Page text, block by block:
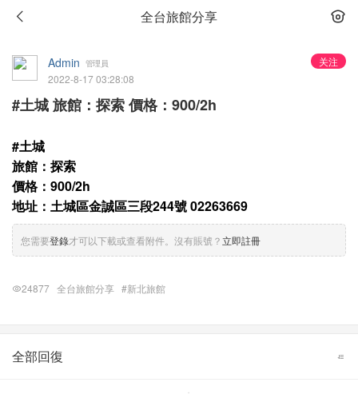
全台旅館分享
关注
Admin 管理員
2022-8-17 03:28:08
#土城 旅館：探索 價格：900/2h
#土城
旅館：探索
價格：900/2h
地址：土城區金誠區三段244號 02263669
您需要登錄才可以下載或查看附件。沒有賬號？立即註冊
24877 全台旅館分享 #新北旅館
全部回復